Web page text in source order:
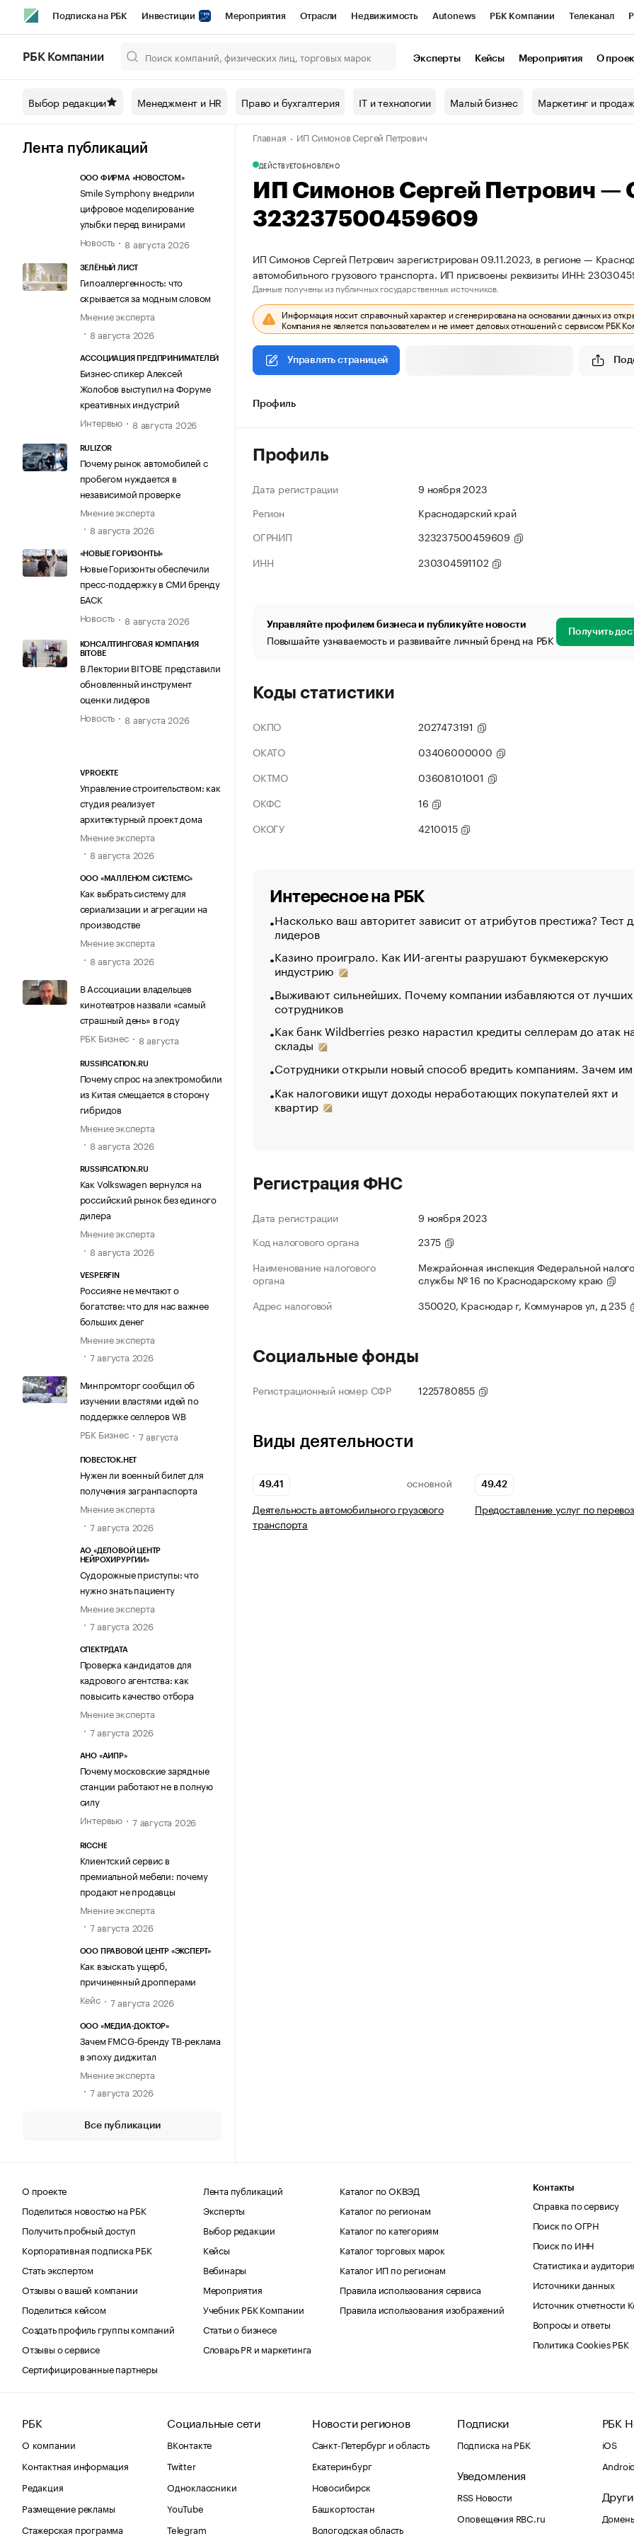
Подписка на РБК Инвестиции Мероприятия Отрасли Недвижимость Autonews РБК Компании Телеканал
Спецпроекты СПб Конференции СПб Спецпроекты Проверка контрагентов
Технологии и медиа Рынок наличной валюты
РБК Компании Эксперты Кейсы Мероприятия О
Выбор редакции Менеджмент и HR Право и бухгалтерия IT и технологии Малый бизнес Маркетинг и
Лента публикаций
ООО ФИРМА «НОВОСТОМ»
Smile Symphony внедрили
цифровое моделирование
улыбки перед винирами
Новость
8 августа 2026
ЗЕЛЁНЫЙ ЛИСТ
Гипоаллергенность: что
скрывается за модным словом
Мнение эксперта
8 августа 2026
АССОЦИАЦИЯ ПРЕДПРИНИМАТЕЛЕЙ
Бизнес-спикер Алексей
Жолобов выступил на Форуме
креативных индустрий
Интервью
8 августа 2026
RULIZOR
Почему рынок автомобилей с
пробегом нуждается в
независимой проверке
Мнение эксперта
8 августа 2026
«НОВЫЕ ГОРИЗОНТЫ»
Новые Горизонты обеспечили
пресс-поддержку в СМИ бренду
БАСК
Новость
8 августа 2026
КОНСАЛТИНГОВАЯ КОМПАНИЯ
BITOBE
В Лектории BITOBE представили
обновленный инструмент
оценки лидеров
Новость
8 августа 2026
VPROEKTE
Управление строительством: как
студия реализует
архитектурный проект дома
Мнение эксперта
8 августа 2026
ООО «МАЛЛЕНОМ СИСТЕМС»
Как выбрать систему для
сериализации и агрегации на
производстве
Мнение эксперта
8 августа 2026
В Ассоциации владельцев
кинотеатров назвали «самый
страшный день» в году
РБК Бизнес
8 августа
RUSSIFICATION.RU
Почему спрос на электромобили
из Китая смещается в сторону
гибридов
Мнение эксперта
8 августа 2026
RUSSIFICATION.RU
Как Volkswagen вернулся на
российский рынок без единого
дилера
Мнение эксперта
8 августа 2026
VESPERFIN
Россияне не мечтают о
богатстве: что для нас важнее
больших денег
Мнение эксперта
7 августа 2026
Минпромторг сообщил об
изучении властями идей по
поддержке селлеров WB
РБК Бизнес
7 августа
ПОВЕСТОК.НЕТ
Нужен ли военный билет для
получения загранпаспорта
Мнение эксперта
7 августа 2026
АО «ДЕЛОВОЙ ЦЕНТР
НЕЙРОХИРУРГИИ»
Судорожные приступы: что
нужно знать пациенту
Мнение эксперта
7 августа 2026
СПЕКТРДАТА
Проверка кандидатов для
кадрового агентства: как
повысить качество отбора
Мнение эксперта
7 августа 2026
АНО «АИПР»
Почему московские зарядные
станции работают не в полную
силу
Интервью
7 августа 2026
RICCHE
Клиентский сервис в
премиальной мебели: почему
продают не продавцы
Мнение эксперта
7 августа 2026
ООО ПРАВОВОЙ ЦЕНТР «ЭКСПЕРТ»
Как взыскать ущерб,
причиненный дропперами
Кейс
7 августа 2026
ООО «МЕДИА-ДОКТОР»
Зачем FMCG-бренду ТВ-реклама
в эпоху диджитал
Мнение эксперта
7 августа 2026
Все публикации
Главная ИП Симонов Сергей Петрович
ДЕЙСТВУЕТОБНОВЛЕНО
ИП Симонов Сергей Петрович
323237500459609
ИП Симонов Сергей Петрович зарегистрирован 09.11.2023, в регионе —
автомобильного грузового транспорта. ИП присвоены реквизиты ИНН:
Данные получены из публичных государственных источников.
Информация носит справочный характер и сгенерирована на основании данных из
Компания не является пользователем и не имеет деловых отношений с сервисом РБК
Управлять страницей
Профиль
Профиль
Дата регистрации
9 ноября 2023
Регион
Краснодарский край
ОГРНИП
323237500459609
ИНН
230304591102
Управляйте профилем бизнеса и публикуйте новости
Повышайте узнаваемость и развивайте личный бренд на РБК Получить
Коды статистики
ОКПО
2027473191
ОКАТО
03406000000
ОКТМО
03608101001
ОКФС
16
ОКОГУ
4210015
Интересное на РБК
Насколько ваш авторитет зависит от атрибутов престижа? Тест
лидеров
Казино проиграло. Как ИИ-агенты разрушают букмекерскую
индустрию
Выживают сильнейших. Почему компании избавляются от лучших
сотрудников
Как банк Wildberries резко нарастил кредиты селлерам до атак
склады
Сотрудники открыли новый способ вредить компаниям. Зачем
Как налоговики ищут доходы неработающих покупателей яхт и
квартир
Регистрация ФНС
Дата регистрации
9 ноября 2023
Код налогового органа
2375
Наименование налогового
органа
Межрайонная инспекция Федеральной
службы № 16 по Краснодарскому краю
Адрес налоговой
350020, Краснодар г, Коммунаров ул, д 235
Социальные фонды
Регистрационный номер СФР 1225780855
Виды деятельности
49.41 ОСНОВНОЙ
Деятельность автомобильного грузового
транспорта
49.42
Предоставление услуг по
О проекте
Поделиться новостью на РБК
Получить пробный доступ
Корпоративная подписка РБК
Стать экспертом
Отзывы о вашей компании
Поделиться кейсом
Создать профиль группы компаний
Отзывы о сервисе
Сертифицированные партнеры
Лента публикаций
Эксперты
Выбор редакции
Кейсы
Вебинары
Мероприятия
Учебник РБК Компании
Статьи о бизнесе
Словарь PR и маркетинга
Каталог по ОКВЭД
Каталог по регионам
Каталог по категориям
Каталог торговых марок
Каталог ИП по регионам
Правила использования сервиса
Правила использования изображений
Контакты
Справка по сервису
Поиск по ОГРН
Поиск по ИНН
Статистика и
Источники данных
Источник отчетности
Вопросы и ответы
Политика Cookies РБК
РБК
О компании
Контактная информация
Редакция
Размещение рекламы
Стажерская программа
Социальные сети
ВКонтакте
Twitter
Одноклассники
YouTube
Telegram
Новости регионов
Санкт-Петербург и область
Екатеринбург
Новосибирск
Башкортостан
Вологодская область
Подписки
Подписка на РБК
Уведомления
RSS Новости
Оповещения RBC.ru
РБК
iOS